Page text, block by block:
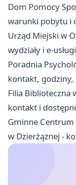
Dom Pomocy
warunki pobytu i
Urząd Miejski w
wydziały i e-usługi
Poradnia
kontakt, godziny,
Filia Biblioteczna
kontakt i
Gminne
w Dzierżąznej -